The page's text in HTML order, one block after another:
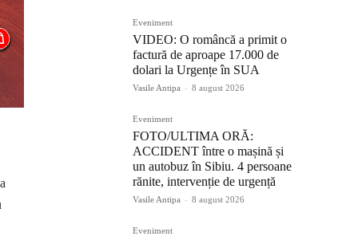
Eveniment
VIDEO: O româncă a primit o
factură de aproape 17.000 de
dolari la Urgențe în SUA
Vasile Antipa - 8 august 2026
Eveniment
FOTO/ULTIMA ORĂ:
ACCIDENT între o mașină și
un autobuz în Sibiu. 4 persoane
rănite, intervenție de urgență
Vasile Antipa - 8 august 2026
Eveniment